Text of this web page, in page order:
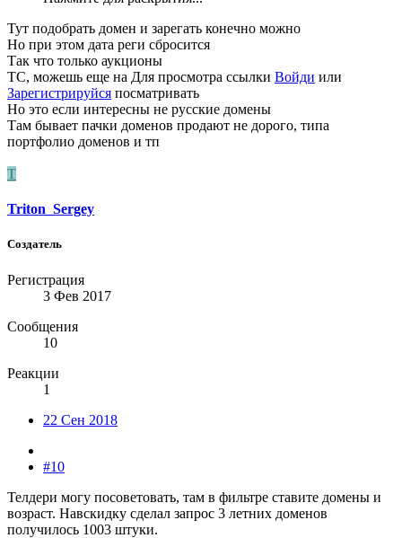
Тут подобрать домен и зарегать конечно можно
Но при этом дата реги сбросится
Так что только аукционы
ТС, можешь еще на Для просмотра ссылки Войди или
Зарегистрируйся посматривать
Но это если интересны не русские домены
Там бывает пачки доменов продают не дорого, типа
портфолио доменов и тп
T
Triton_Sergey
Создатель
Регистрация
3 Фев 2017
Сообщения
10
Реакции
1
22 Сен 2018
#10
Телдери могу посоветовать, там в фильтре ставите домены и
возраст. Навскидку сделал запрос 3 летних доменов
получилось 1003 штуки.